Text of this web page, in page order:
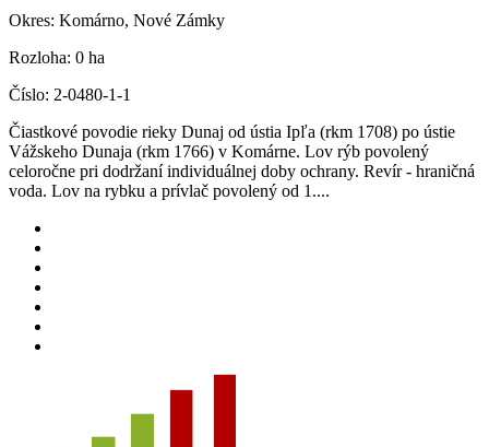
Okres: Komárno, Nové Zámky
Rozloha: 0 ha
Číslo: 2-0480-1-1
Čiastkové povodie rieky Dunaj od ústia Ipľa (rkm 1708) po ústie
Vážskeho Dunaja (rkm 1766) v Komárne. Lov rýb povolený
celoročne pri dodržaní individuálnej doby ochrany. Revír - hraničná
voda. Lov na rybku a prívlač povolený od 1....